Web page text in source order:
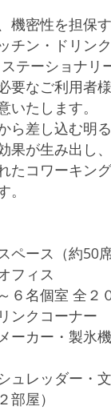
機密性を担保
チン・ドリン
テーショナ
要なご利用者
いたします。
ら差し込む明
果が生み出し
たコワーキン
ース（約50席
フィス
名個室 全２０
ンクコーナー
カー・製氷機
レッダー・文
屋）